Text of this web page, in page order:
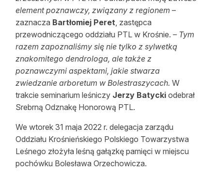
element poznawczy, związany z regionem –
zaznacza Bartłomiej Peret , zastępca
przewodniczącego oddziału PTL w Krośnie. – Tym
razem zapoznaliśmy się nie tylko z sylwetką
znakomitego dendrologa, ale także z
poznawczymi aspektami, jakie stwarza
zwiedzanie arboretum w Bolestraszycach. W
trakcie seminarium leśniczy Jerzy Batycki odebrał
Srebrną Odznakę Honorową PTL.
We wtorek 31 maja 2022 r. delegacja zarządu
Oddziału Krośnieńskiego Polskiego Towarzystwa
Leśnego złożyła leśną gałązkę pamięci w miejscu
pochówku Bolesława Orzechowicza.